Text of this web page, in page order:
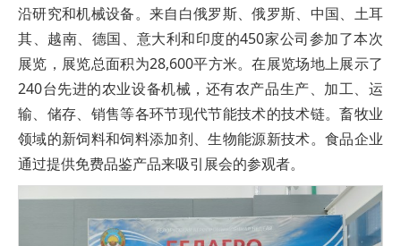
沿研究和机械设备。来自白俄罗斯、俄罗斯、中国、土耳
其、越南、德国、意大利和印度的450家公司参加了本次
展览，展览总面积为28,600平方米。在展览场地上展示了
240台先进的农业设备机械，还有农产品生产、加工、运
输、储存、销售等各环节现代节能技术的技术链。畜牧业
领域的新饲料和饲料添加剂、生物能源新技术。食品企业
通过提供免费品鉴产品来吸引展会的参观者。